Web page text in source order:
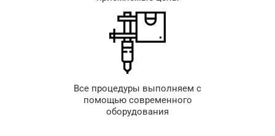
Все процедуры выполняем с
помощью современного
оборудования